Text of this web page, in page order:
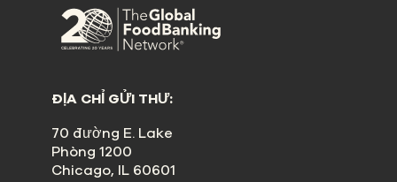
ĐỊA CHỈ GỬI THƯ:
70 đường E. Lake
Phòng 1200
Chicago, IL 60601